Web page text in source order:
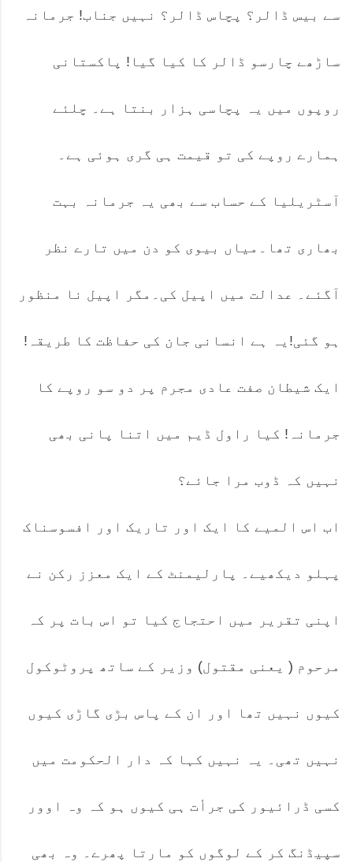
سے بیس ڈالر؟ پچاس ڈالر؟ نہیں جناب! جرمانہ
ساڑھے چارسو ڈالر کا کیا گیا! پاکستانی
روپوں میں یہ پچاسی ہزار بنتا ہے۔ چلئے
ہمارے روپے کی تو قیمت ہی گری ہوئی ہے۔
آسٹریلیا کے حساب سے بھی یہ جرمانہ بہت
بھاری تھا۔میاں بیوی کو دن میں تارے نظر
آگئے۔ عدالت میں اپیل کی۔مگر اپیل نا منظور
ہو گئی!یہ ہے انسانی جان کی حفاظت کا طریقہ!
ایک شیطان صفت عادی مجرم پر دو سو روپے کا
جرمانہ! کیا راول ڈیم میں اتنا پانی بھی
نہیں کہ ڈوب مرا جائے؟
اب اس المیے کا ایک اور تاریک اور افسوسناک
پہلو دیکھیے۔ پارلیمنٹ کے ایک معزز رکن نے
اپنی تقریر میں احتجاج کیا تو اس بات پر کہ
مرحوم ( یعنی مقتول) وزیر کے ساتھ پروٹوکول
کیوں نہیں تھا اور ان کے پاس بڑی گاڑی کیوں
نہیں تھی۔ یہ نہیں کہا کہ دار الحکومت میں
کسی ڈرائیور کی جرأت ہی کیوں ہو کہ وہ اوور
سپیڈنگ کر کے لوگوں کو مارتا پھرے۔ وہ بھی